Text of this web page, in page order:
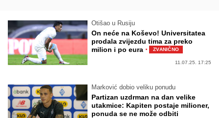
Otišao u Rusiju
On neće na Koševo! Universitatea
prodala zvijezdu tima za preko
milion i po eura · ZVANIČNO
11.07.25. 17:25
Marković dobio veliku ponudu
Partizan uzdrman na dan velike
utakmice: Kapiten postaje milioner,
ponuda se ne može odbiti